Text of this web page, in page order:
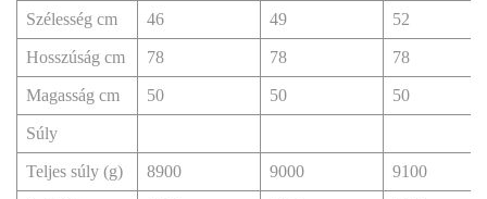
Szélesség cm 46 49 52
Hosszúság cm 78 78 78
Magasság cm 50 50 50
Súly
Teljes súly (g) 8900 9000 9100